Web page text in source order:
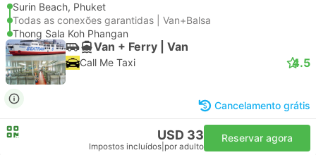
Surin Beach, Phuket
Todas as conexões garantidas | Van+Balsa
Thong Sala Koh Phangan
Van + Ferry | Van
Call Me Taxi 4.5
Cancelamento grátis
USD 33
Impostos incluídos por adulto
Reservar agora